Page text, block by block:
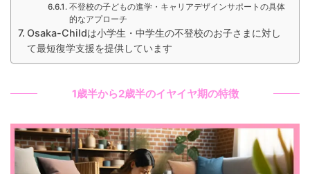
不登校の子どもの進学・キャリアデザインサポートの具体
的なアプローチ
Osaka-Childは小学生・中学生の不登校のお子さまに対し
て最短復学支援を提供しています
1歳半から2歳半のイヤイヤ期の特徴